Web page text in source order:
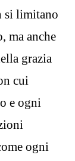
si limitano
ma anche
grazia
cui
e ogni
ogni